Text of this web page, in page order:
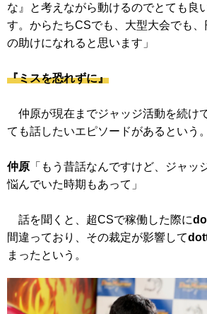
な』と考えながら動けるのでとても良
す。からたちCSでも、大型大会でも
の助けになれると思います」
『ミスを恐れずに』
仲原が現在までジャッジ活動を続け
ても話したいエピソードがあるという。
仲原 「もう昔話なんですけど、ジャッ
悩んでいた時期もあって」
話を聞くと、超CSで稼働した際に
間違っており、その裁定が影響して
まったという。